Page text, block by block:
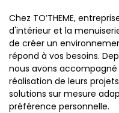
Chez TO’THEME,
d'intérieur et la
de créer un
répond à vos besoins.
nous avons
réalisation de leurs
solutions sur mesure
préférence personnelle.